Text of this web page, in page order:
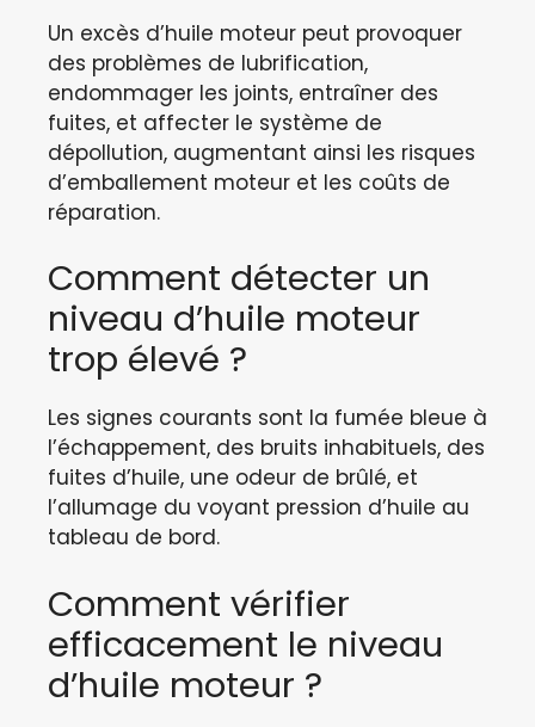
Un excès d’huile moteur peut provoquer
des problèmes de lubrification,
endommager les joints, entraîner des
fuites, et affecter le système de
dépollution, augmentant ainsi les risques
d’emballement moteur et les coûts de
réparation.
Comment détecter un
niveau d’huile moteur
trop élevé ?
Les signes courants sont la fumée bleue à
l’échappement, des bruits inhabituels, des
fuites d’huile, une odeur de brûlé, et
l’allumage du voyant pression d’huile au
tableau de bord.
Comment vérifier
efficacement le niveau
d’huile moteur ?